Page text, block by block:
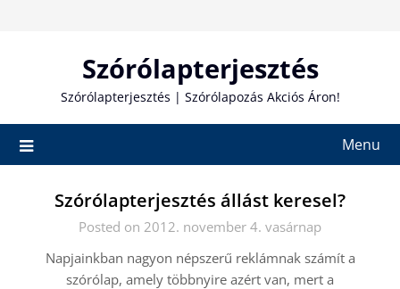
Szórólapterjesztés
Szórólapterjesztés | Szórólapozás Akciós Áron!
Menu
Szórólapterjesztés állást keresel?
Posted on 2012. november 4. vasárnap
Napjainkban nagyon népszerű reklámnak számít a
szórólap, amely többnyire azért van, mert a